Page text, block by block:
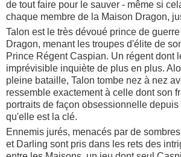
de tout faire pour le sauver - même si
chaque membre de la Maison Dragon,
Talon est le très dévoué prince de
Dragon, menant les troupes d'élite de
Prince Régent Caspian. Un régent dont
imprévisible inquiète de plus en plus.
pleine bataille, Talon tombe nez à nez
ressemble exactement à celle dont son
portraits de façon obsessionnelle
qu'elle est la clé.
Ennemis jurés, menacés par de
et Darling sont pris dans les rets des